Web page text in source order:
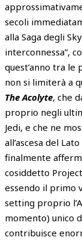
secoli
alla Saga degli
interconnessa”,
quest’anno tra le
non si limiterà a
The Acolyte, che
proprio negli
Jedi, e che ne
all’ascesa del
finalmente
cosiddetto
essendo il primo
setting proprio
momento) unico
contribuisce